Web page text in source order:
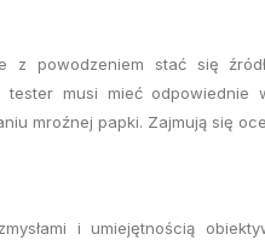
z powodzeniem stać się
musi mieć odpowiednie
mroźnej papki. Zajmują się
i umiejętnością